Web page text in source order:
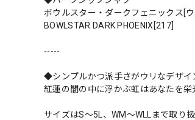
ボウルスター・ダークフェニックス[
BOWLSTAR DARK PHOENIX[217]
-----
◆シンプルかつ派手さがウリなデザイ
紅蓮の闇の中に浮かぶ虹はあなたを栄
サイズはS～5L、WM～WLLまで取り扱